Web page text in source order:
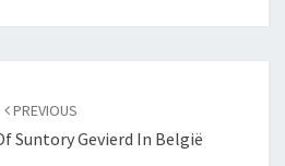
PREVIOUS
Suntory Gevierd In België